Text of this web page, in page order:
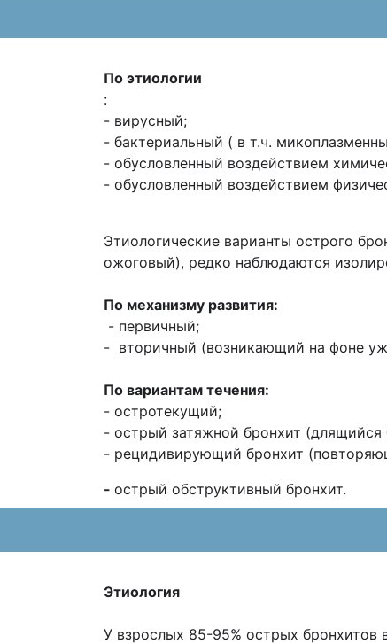
По этиологии
:
- вирусный;
- бактериальный ( в т.ч.
- обусловленный воздействием
- обусловленный воздействием
Этиологические варианты острого
ожоговый), редко наблюдаются
По механизму развития:
- первичный;
- вторичный (возникающий на фоне
По вариантам течения:
- остротекущий;
- острый затяжной бронхит (длящийся
- рецидивирующий бронхит
- острый обструктивный бронхит.
Этиология
У взрослых 85-95% острых бронхитов